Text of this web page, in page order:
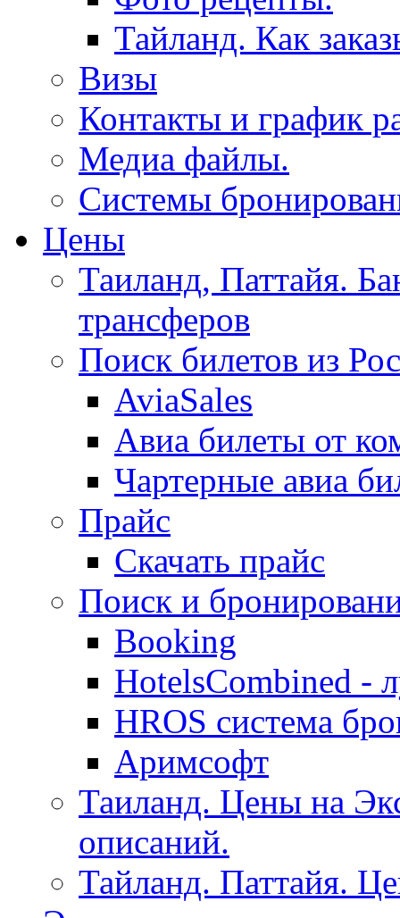
Тайланд. Как
Визы
Контакты и график
Медиа файлы.
Системы
Цены
Таиланд, Паттайя.
трансферов
Поиск билетов из
AviaSales
Авиа билеты от
Чартерные авиа
Прайс
Скачать прайс
Поиск и
Booking
HotelsCombined -
HROS система
Аримсофт
Таиланд. Цены на
описаний.
Тайланд. Паттайя.